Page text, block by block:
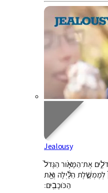
Jealousy
אֶת־הַמָּאֹ֤ור הַגָּדֹל֙
לְמֶמְשֶׁ֣לֶת הַלַּ֔יְלָה וְאֵ֖ת
הַכֹּוכָבִֽים׃